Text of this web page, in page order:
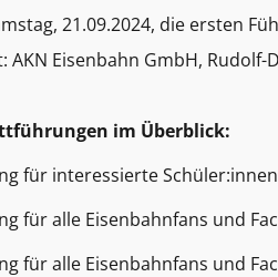
21.09.2024, die ersten
AKN Eisenbahn
im Überblick:
für interessierte
für alle Eisenbahnfans und
für alle Eisenbahnfans und